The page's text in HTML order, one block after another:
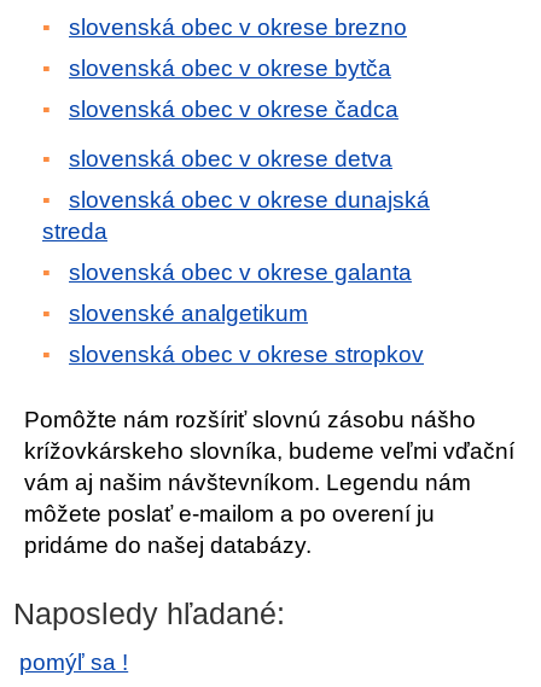
slovenská obec v okrese brezno
slovenská obec v okrese bytča
slovenská obec v okrese čadca
slovenská obec v okrese detva
slovenská obec v okrese dunajská
streda
slovenská obec v okrese galanta
slovenské analgetikum
slovenská obec v okrese stropkov
Pomôžte nám rozšíriť slovnú zásobu nášho
krížovkárskeho slovníka, budeme veľmi vďační
vám aj našim návštevníkom. Legendu nám
môžete poslať e-mailom a po overení ju
pridáme do našej databázy.
Naposledy hľadané:
pomýľ sa !